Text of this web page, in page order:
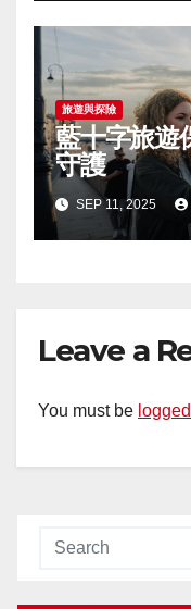
旅遊與探險
藍十字旅遊
守護
SEP 11, 2025
Leave a
You must be